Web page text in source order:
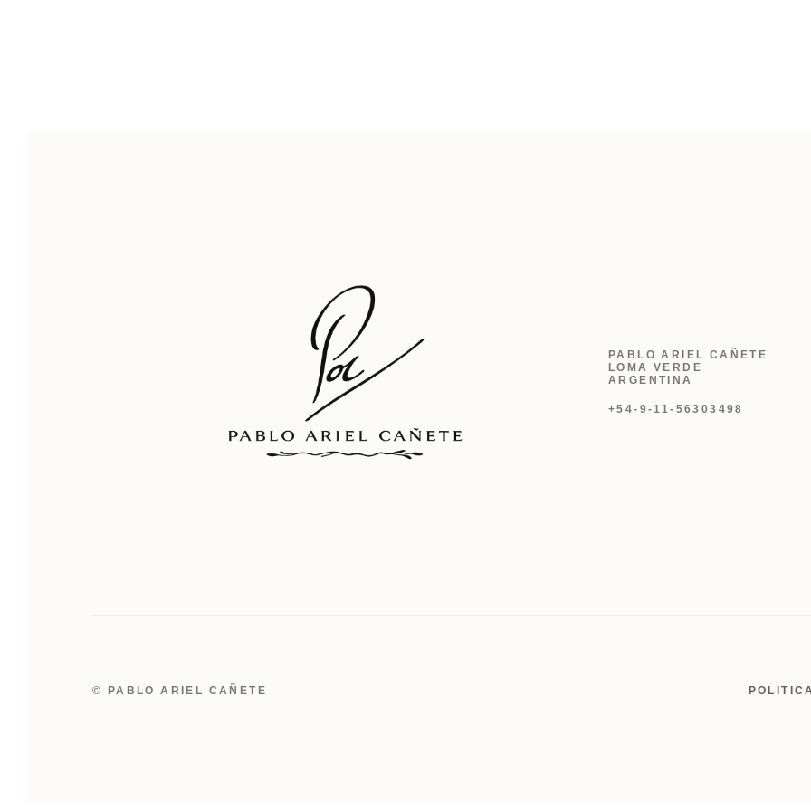
PABLO ARIEL CAÑETE
LOMA VERDE
ARGENTINA
+54-9-11-56303498
© PABLO ARIEL CAÑETE